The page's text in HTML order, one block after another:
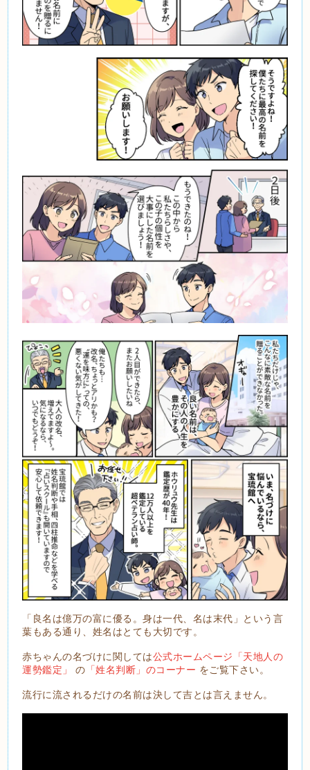
「良名は億万の富に優る。身は一代、名は末代」という言
葉もある通り、姓名はとても大切です。
赤ちゃんの名づけに関しては公式ホームページ「天地人の
運勢鑑定」
の 「姓名判断」のコーナー をご覧下さい。
流行に流されるだけの名前は決して吉とは言えません。